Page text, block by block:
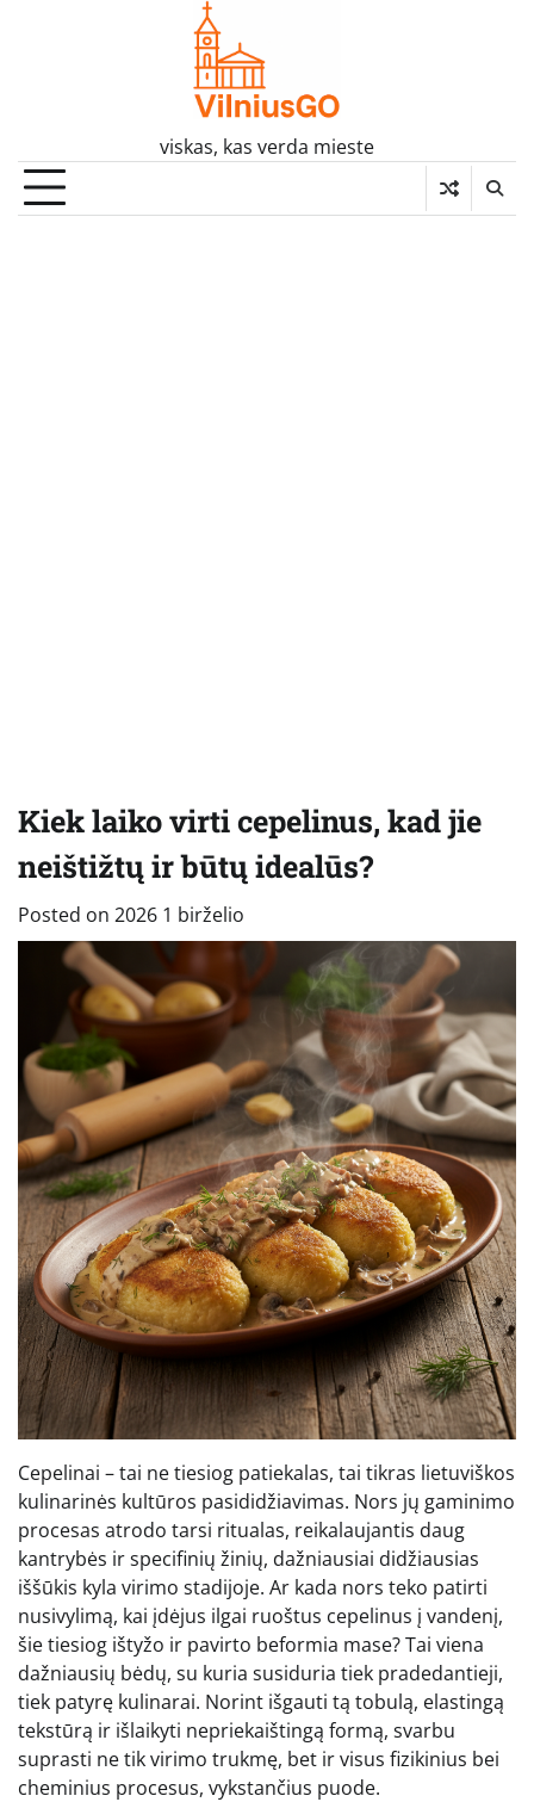
viskas, kas verda mieste
Kiek laiko virti cepelinus, kad jie
neištižtų ir būtų idealūs?
Posted on 2026 1 birželio
Cepelinai – tai ne tiesiog patiekalas, tai tikras lietuviškos
kulinarinės kultūros pasididžiavimas. Nors jų gaminimo
procesas atrodo tarsi ritualas, reikalaujantis daug
kantrybės ir specifinių žinių, dažniausiai didžiausias
iššūkis kyla virimo stadijoje. Ar kada nors teko patirti
nusivylimą, kai įdėjus ilgai ruoštus cepelinus į vandenį,
šie tiesiog ištyžo ir pavirto beformia mase? Tai viena
dažniausių bėdų, su kuria susiduria tiek pradedantieji,
tiek patyrę kulinarai. Norint išgauti tą tobulą, elastingą
tekstūrą ir išlaikyti nepriekaištingą formą, svarbu
suprasti ne tik virimo trukmę, bet ir visus fizikinius bei
cheminius procesus, vykstančius puode.